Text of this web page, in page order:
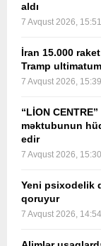
aldı
7 Avqust 2026, 15:51
İran 15.000 raket
Tramp
7 Avqust 2026, 15:39
“LİON
məktubunun
edir
7 Avqust 2026, 15:30
Yeni psixodelik
qoruyur
7 Avqust 2026, 14:54